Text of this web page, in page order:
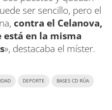
ser sencillo, pero el
contra el Celanova,
en la misma
», destacaba el míster.
DEPORTE BASES CD RÚA